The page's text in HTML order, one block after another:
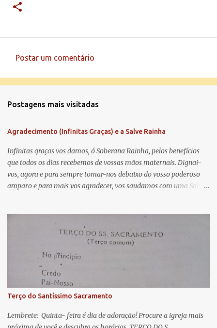
e
t
á
r
i
o
Postar um comentário
Postagens mais visitadas
Agradecimento (Infinitas Graças) e a Salve Rainha
Infinitas graças vos damos, ó Soberana Rainha, pelos benefícios
que todos os dias recebemos de vossas mãos maternais. Dignai-
vos, agora e para sempre tomar-nos debaixo do vosso poderoso
amparo e para mais vos agradecer, vos saudamos com uma Salve
lágrimas. Eia, pois, Advogada nossa, estes vossos olhos
misericordiosos a nós volvei, e depois deste desterro, mostrai-nos
Jesus. Bendito é o fruto do vosso ventre, ó clemente, ó piedosa, ó
doce e sempre Virgem Maria. Rogai por nós Santa Mãe de Deus.
Para que sejamos dignos das promessas de Cristo. Amém.
Terço do Santíssimo Sacramento
Lembrete: Quinta- feira é dia de adoração! Procure a igreja mais